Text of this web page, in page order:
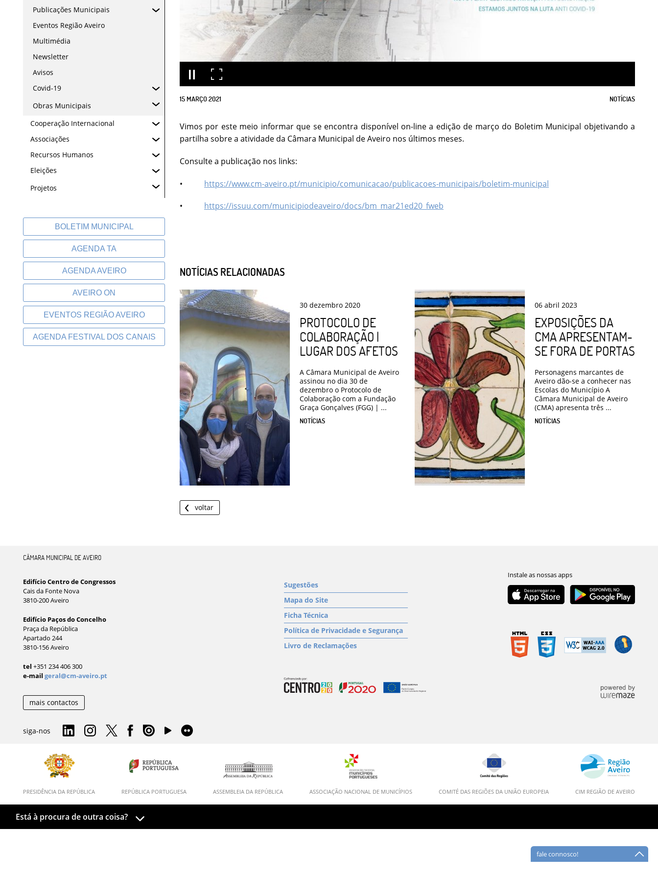
Publicações Municipais
Eventos Região Aveiro
Multimédia
Newsletter
Avisos
Covid-19
Obras Municipais
Cooperação Internacional
Associações
Recursos Humanos
Eleições
Projetos
BOLETIM MUNICIPAL
AGENDA TA
AGENDA AVEIRO
AVEIRO ON
EVENTOS REGIÃO AVEIRO
AGENDA FESTIVAL DOS CANAIS
15 MARÇO2021 NOTÍCIAS
Vimos por este meio informar que se encontra disponível on-line a edição de março do Boletim Municipal objetivando a
partilha sobre a atividade da Câmara Municipal de Aveiro nos últimos meses.
Consulte a publicação nos links:
• https://www.cm-aveiro.pt/municipio/comunicacao/publicacoes-municipais/boletim-municipal
• https://issuu.com/municipiodeaveiro/docs/bm_mar21ed20_fweb
NOTÍCIAS RELACIONADAS
30 dezembro 2020
PROTOCOLO DE
COLABORAÇÃO |
LUGAR DOS AFETOS
A Câmara Municipal de Aveiro
assinou no dia 30 de
dezembro o Protocolo de
Colaboração com a Fundação
Graça Gonçalves (FGG) | ...
NOTÍCIAS
06 abril 2023
EXPOSIÇÕES DA
CMA APRESENTAM-
SE FORA DE PORTAS
Personagens marcantes de
Aveiro dão-se a conhecer nas
Escolas do Município A
Câmara Municipal de Aveiro
(CMA) apresenta três ...
NOTÍCIAS
voltar
CÂMARA MUNICIPAL DE AVEIRO
Edifício Centro de Congressos
Cais da Fonte Nova
3810-200 Aveiro
Edifício Paços do Concelho
Praça da República
Apartado 244
3810-156 Aveiro
tel +351 234 406 300
e-mail geral@cm-aveiro.pt
mais contactos
siga-nos
Sugestões
Mapa do Site
Ficha Técnica
Política de Privacidade e Segurança
Livro de Reclamações
PRESIDÊNCIA DA REPÚBLICA REPÚBLICA PORTUGUESA ASSEMBLEIA DA REPÚBLICA ASSOCIAÇÃO NACIONAL DE MUNICÍPIOS COMITÉ DAS REGIÕES DA UNIÃO EUROPEIA CIM REGIÃO DE AVEIRO
Está à procura de outra coisa?
fale connosco!